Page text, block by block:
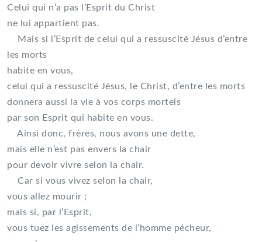
Celui qui n’a pas l’Esprit du Christ
ne lui appartient pas.
Mais si l’Esprit de celui qui a ressuscité Jésus d’entre
les morts
habite en vous,
celui qui a ressuscité Jésus, le Christ, d’entre les morts
donnera aussi la vie à vos corps mortels
par son Esprit qui habite en vous.
Ainsi donc, frères, nous avons une dette,
mais elle n’est pas envers la chair
pour devoir vivre selon la chair.
Car si vous vivez selon la chair,
vous allez mourir ;
mais si, par l’Esprit,
vous tuez les agissements de l’homme pécheur,